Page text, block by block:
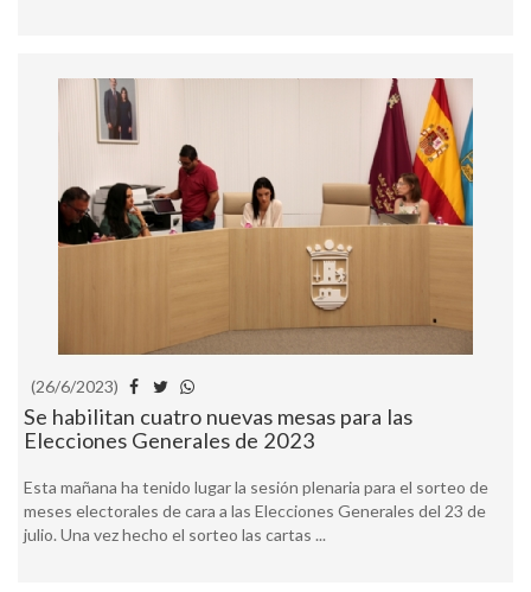
(26/6/2023)
Se habilitan cuatro nuevas mesas para las
Elecciones Generales de 2023
Esta mañana ha tenido lugar la sesión plenaria para el sorteo de
meses electorales de cara a las Elecciones Generales del 23 de
julio. Una vez hecho el sorteo las cartas ...